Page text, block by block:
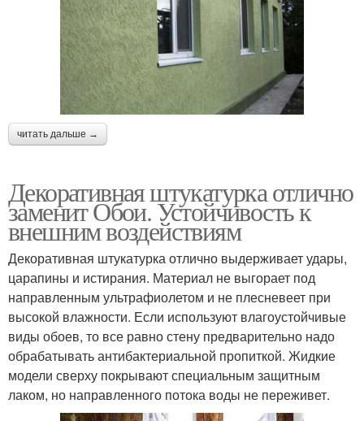
читать дальше →
Декоративная штукатурка отлично
заменит Обои. Устойчивость к
внешним воздействиям
Декоративная штукатурка отлично выдерживает удары,
царапины и истирания. Материал не выгорает под
направленным ультрафиолетом и не плесневеет при
высокой влажности. Если используют влагоустойчивые
виды обоев, то все равно стену предварительно надо
обрабатывать антибактериальной пропиткой. Жидкие
модели сверху покрывают специальным защитным
лаком, но направленного потока воды не переживет.